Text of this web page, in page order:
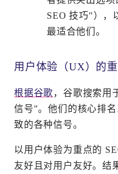
SEO 技巧"），
最适合他们。
用户体验（UX）的
根据谷歌，谷歌搜索用
信号"。他们的核心排
致的各种信号。
以用户体验为重点的
友好且对用户友好。结